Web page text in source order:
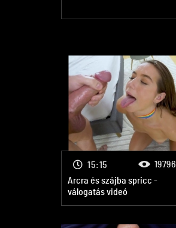
Arcra és szájba spricc -
válogatás videó
15:15
19796